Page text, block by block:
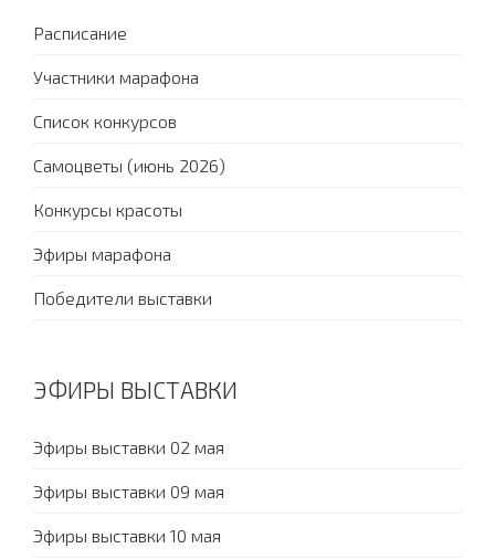
Расписание
Участники марафона
Список конкурсов
Самоцветы (июнь 2026)
Конкурсы красоты
Эфиры марафона
Победители выставки
ЭФИРЫ ВЫСТАВКИ
Эфиры выставки 02 мая
Эфиры выставки 09 мая
Эфиры выставки 10 мая